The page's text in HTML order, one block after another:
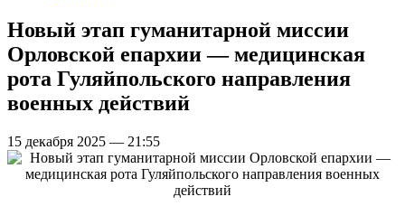
Новый этап гуманитарной миссии
Орловской епархии — медицинская
рота Гуляйпольского направления
военных действий
15 декабря 2025 — 21:55